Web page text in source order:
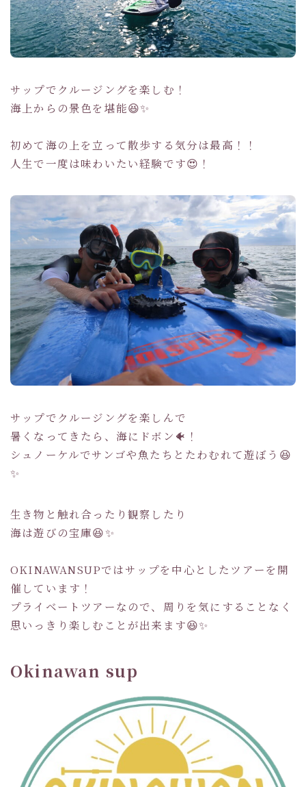
サップでクルージングを楽しむ！
海上からの景色を堪能😆✨
初めて海の上を立って散歩する気分は最高！！
人生で一度は味わいたい経験です😍！
サップでクルージングを楽しんで
暑くなってきたら、海にドボン🐠！
シュノーケルでサンゴや魚たちとたわむれて遊ぼう😆
✨
生き物と触れ合ったり観察したり
海は遊びの宝庫😆✨
OKINAWANSUPではサップを中心としたツアーを開
催しています！
プライベートツアーなので、周りを気にすることなく
思いっきり楽しむことが出来ます😆✨
Okinawan sup